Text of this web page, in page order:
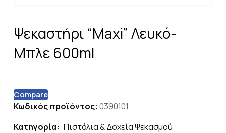
Ψεκαστήρι “Maxi” Λευκό-
Μπλε 600ml
Compare
Κωδικός προϊόντος: 0390101
Κατηγορία: Πιστόλια & Δοχεία Ψεκασμού